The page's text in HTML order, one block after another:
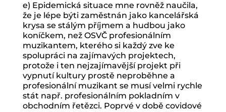
e) Epidemická situace mne rovněž naučila,
že je lépe býti zaměstnán jako kancelářská
krysa se stálým příjmem a hudbou jako
koníčkem, než OSVČ profesionálním
muzikantem, kterého si každý zve ke
spolupráci na zajímavých projektech,
protože i ten nejzajímavější projekt při
vypnutí kultury prostě neproběhne a
profesionální muzikant se musí velmi rychle
stát např. profesionálním pokladním v
obchodním řetězci. Poprvé v době covidové